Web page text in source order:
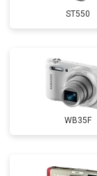
ST550
WB35F